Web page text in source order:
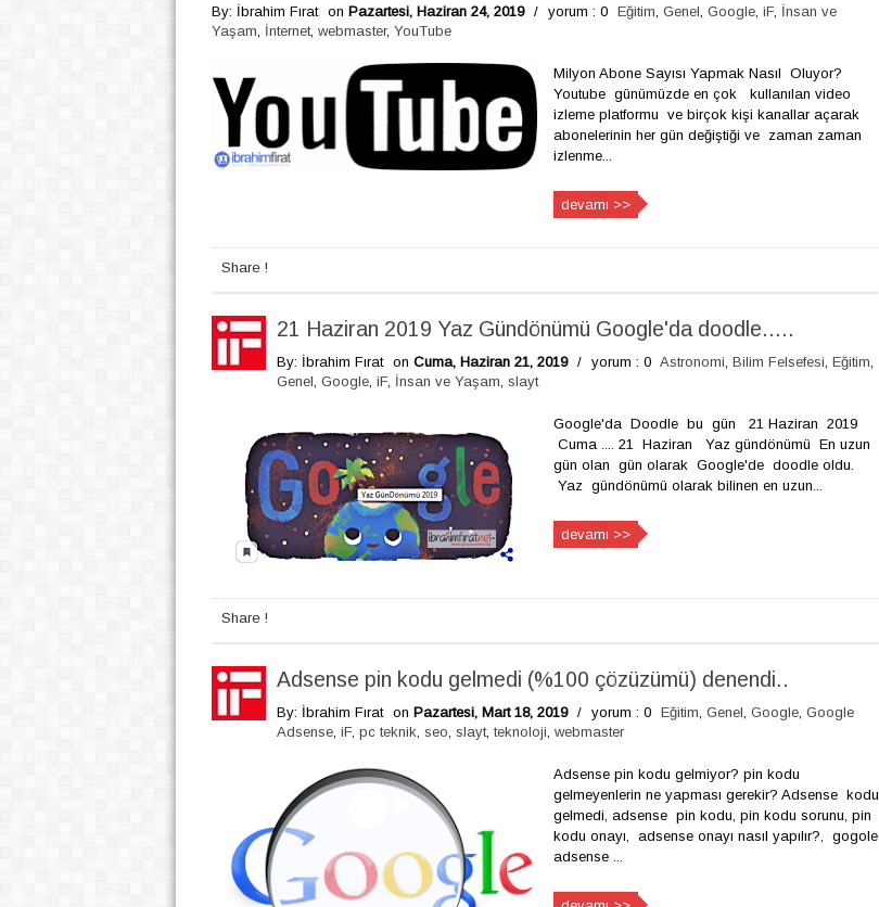
By: İbrahim Fırat on Pazartesi, Haziran 24, 2019 / yorum : 0 Eğitim Genel Google, iF, İnsan ve
Yaşam İnternet, webmaster, YouTube
Milyon Abone Sayısı Yapmak Nasıl Oluyor?
Youtube günümüzde en çok kullanılan video
izleme platformu ve birçok kişi kanallar açarak
abonelerinin her gün değiştiği ve zaman zaman
izlenme...
devamı >>
Share !
21 Haziran 2019 Yaz Gündönümü Google'da doodle.....
By: İbrahim Fırat on Cuma, Haziran 21, 2019 / yorum : 0 Astronomi Bilim Felsefesi Eğitim
Genel Google, iF, İnsan ve Yaşam slayt
Google'da Doodle bu gün 21 Haziran 2019
Cuma .... 21 Haziran Yaz gündönümü En uzun
gün olan gün olarak Google'de doodle oldu.
Yaz gündönümü olarak bilinen en uzun...
devamı >>
Share !
Adsense pin kodu gelmedi (%100 çözüzümü) denendi..
By: İbrahim Fırat on Pazartesi, Mart 18, 2019 / yorum : 0 Eğitim Genel Google, Google
Adsense, iF, pc teknik seo slayt, teknoloji webmaster
Adsense pin kodu gelmiyor? pin kodu
gelmeyenlerin ne yapması gerekir? Adsense kodu
gelmedi, adsense pin kodu, pin kodu sorunu, pin
kodu onayı, adsense onayı nasıl yapılır?, gogole
adsense ...